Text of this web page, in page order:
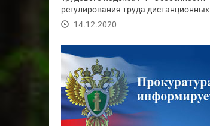
регулирования труда дистанционных
работников".
14.12.2020